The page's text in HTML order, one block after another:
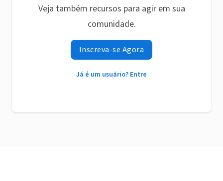
Veja também recursos para agir em sua
comunidade.
Inscreva-se Agora
Já é um usuário? Entre